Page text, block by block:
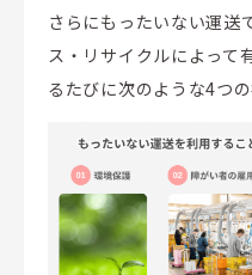
さらにもったいない運送
ス・リサイクルによって
るたびに次のような4つ